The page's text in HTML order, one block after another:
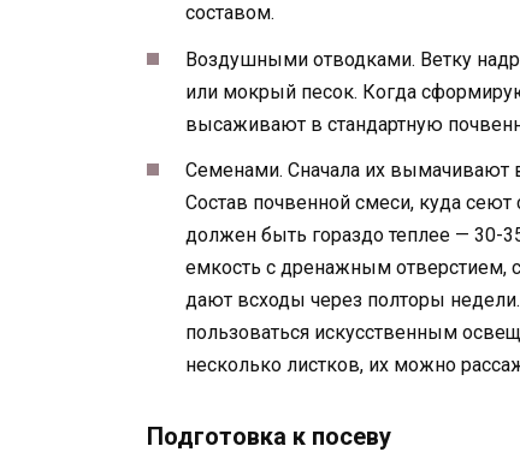
составом.
Воздушными отводками. Ветку
или мокрый песок. Когда
высаживают в стандартную
Семенами. Сначала их вымачивают
Состав почвенной смеси, куда
должен быть гораздо теплее — 30-
емкость с дренажным отверстием,
дают всходы через полторы
пользоваться искусственным
несколько листков, их можно
Подготовка к посеву